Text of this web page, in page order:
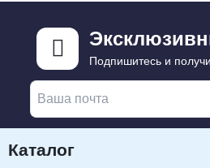
Подпишитесь и
Каталог